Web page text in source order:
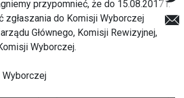
przypomnieć, że do 15.08.2017 r.
zgłaszania do Komisji Wyborczej
Głównego, Komisji Rewizyjnej,
Wyborczej.